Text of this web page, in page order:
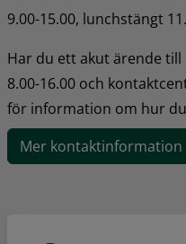
9.00-15.00, lunchstängt
Har du ett akut ärende
8.00-16.00 och
för information om hur
Mer kontaktinformation